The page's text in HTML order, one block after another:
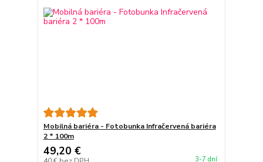
Mobilná bariéra - Fotobunka Infračervená bariéra
2 * 100m
49,20 €
3-7 dní